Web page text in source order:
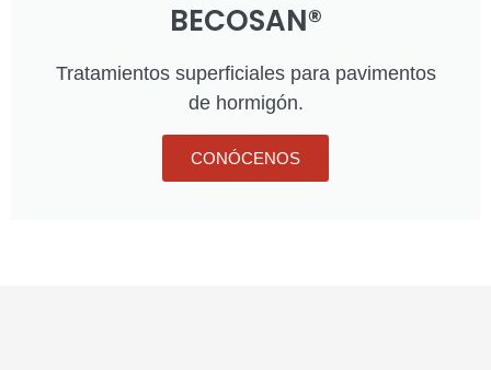
BECOSAN®
Tratamientos superficiales para pavimentos
de hormigón.
CONÓCENOS